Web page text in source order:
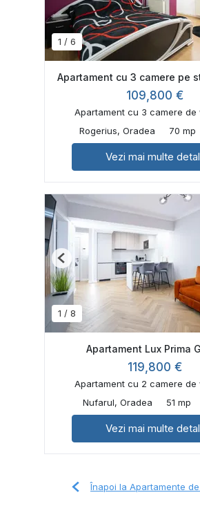
1 / 6
Apartament cu 3 camere pe
109,800 €
Apartament cu 3 camere de
Rogerius, Oradea
70 mp
Vezi mai multe
1 / 8
Previous
Apartament Lux Prima
119,800 €
Apartament cu 2 camere de
Nufarul, Oradea
51 mp
Vezi mai multe
Înapoi la Apartamente